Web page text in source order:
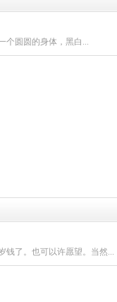
个圆圆的身体，黑白...
钱了。也可以许愿望。当然...